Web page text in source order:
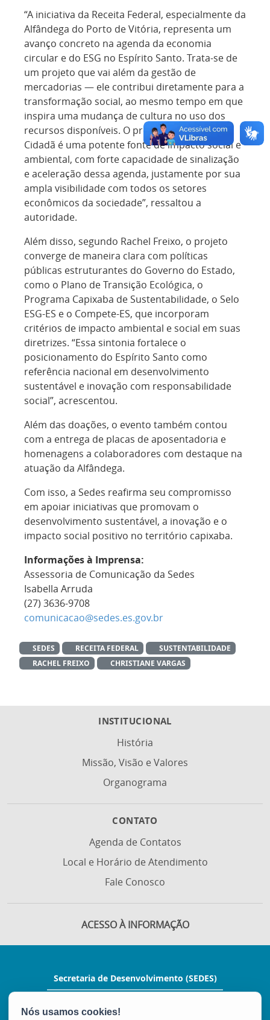
“A iniciativa da Receita Federal, especialmente da
Alfândega do Porto de Vitória, representa um
avanço concreto na agenda da economia
circular e do ESG no Espírito Santo. Trata-se de
um projeto que vai além da gestão de
mercadorias — ele contribui diretamente para a
transformação social, ao mesmo tempo em que
inspira uma mudança de cultura no uso dos
recursos disponíveis. O programa Receita
Cidadã é uma potente fonte de impacto social e
ambiental, com forte capacidade de sinalização
e aceleração dessa agenda, justamente por sua
ampla visibilidade com todos os setores
econômicos da sociedade”, ressaltou a
autoridade.
Além disso, segundo Rachel Freixo, o projeto
converge de maneira clara com políticas
públicas estruturantes do Governo do Estado,
como o Plano de Transição Ecológica, o
Programa Capixaba de Sustentabilidade, o Selo
ESG-ES e o Compete-ES, que incorporam
critérios de impacto ambiental e social em suas
diretrizes. “Essa sintonia fortalece o
posicionamento do Espírito Santo como
referência nacional em desenvolvimento
sustentável e inovação com responsabilidade
social”, acrescentou.
Além das doações, o evento também contou
com a entrega de placas de aposentadoria e
homenagens a colaboradores com destaque na
atuação da Alfândega.
Com isso, a Sedes reafirma seu compromisso
em apoiar iniciativas que promovam o
desenvolvimento sustentável, a inovação e o
impacto social positivo no território capixaba.
Informações à Imprensa:
Assessoria de Comunicação da Sedes
Isabella Arruda
(27) 3636-9708
comunicacao@sedes.es.gov.br
SEDES RECEITA FEDERAL
SUSTENTABILIDADE
RACHEL FREIXO
CHRISTIANE VARGAS
INSTITUCIONAL
História
Missão, Visão e Valores
Organograma
CONTATO
Agenda de Contatos
Local e Horário de Atendimento
Fale Conosco
ACESSO À INFORMAÇÃO
Secretaria de Desenvolvimento (SEDES)
Enseada, 2º andar - Enseada do Suá